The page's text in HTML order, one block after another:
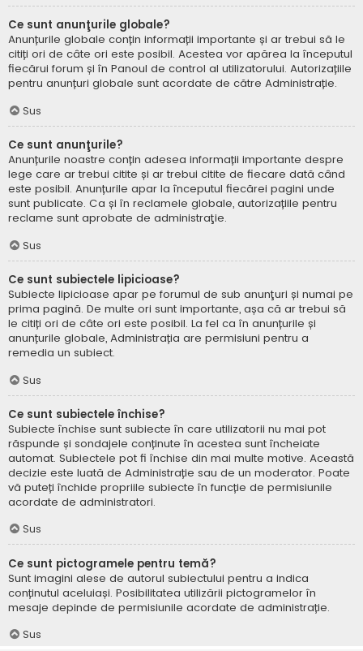
Ce sunt anunţurile globale?
Anunțurile globale conțin informații importante și ar trebui să le
citiți ori de câte ori este posibil. Acestea vor apărea la începutul
fiecărui forum și în Panoul de control al utilizatorului. Autorizațiile
pentru anunțuri globale sunt acordate de către Administrație.
Sus
Ce sunt anunţurile?
Anunțurile noastre conțin adesea informații importante despre
lege care ar trebui citite și ar trebui citite de fiecare dată când
este posibil. Anunțurile apar la începutul fiecărei pagini unde
sunt publicate. Ca și în reclamele globale, autorizațiile pentru
reclame sunt aprobate de administraţie.
Sus
Ce sunt subiectele lipicioase?
Subiecte lipicioase apar pe forumul de sub anunţuri și numai pe
prima pagină. De multe ori sunt importante, așa că ar trebui să
le citiți ori de câte ori este posibil. La fel ca în anunțurile și
anunțurile globale, Administrația are permisiuni pentru a
remedia un subiect.
Sus
Ce sunt subiectele închise?
Subiecte închise sunt subiecte în care utilizatorii nu mai pot
răspunde și sondajele conținute în acestea sunt încheiate
automat. Subiectele pot fi închise din mai multe motive. Această
decizie este luată de Administrație sau de un moderator. Poate
vă puteți închide propriile subiecte în funcție de permisiunile
acordate de administratori.
Sus
Ce sunt pictogramele pentru temă?
Sunt imagini alese de autorul subiectului pentru a indica
conținutul aceluiași. Posibilitatea utilizării pictogramelor în
mesaje depinde de permisiunile acordate de administrație.
Sus